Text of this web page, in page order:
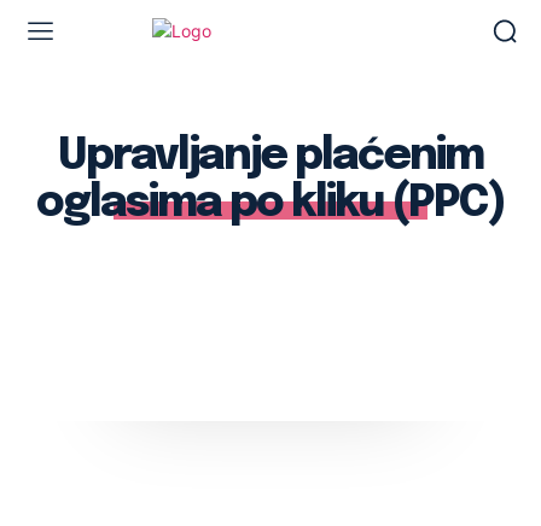
Upravljanje plaćenim
oglasima po kliku (PPC)